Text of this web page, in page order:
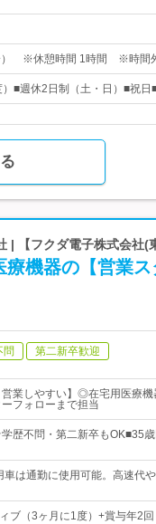
） ※休憩時間 1時間 ※時間
■週休2日制（土・日）■祝
| 【フクダ電子株式会社(
療機器の【営業
問 第二新卒歓迎
営業しやすい】◎在宅用医療
フォローまで担当
歴不問・第二新卒もOK■35
は通勤に使用可能。高速代
ブ（3ヶ月に1度）+賞与年2